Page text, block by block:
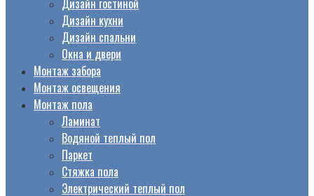
Дизайн гостиной
Дизайн кухни
Дизайн спальни
Окна и двери
Монтаж забора
Монтаж освещения
Монтаж пола
Ламинат
Водяной теплый пол
Паркет
Стяжка пола
Электрический теплый пол